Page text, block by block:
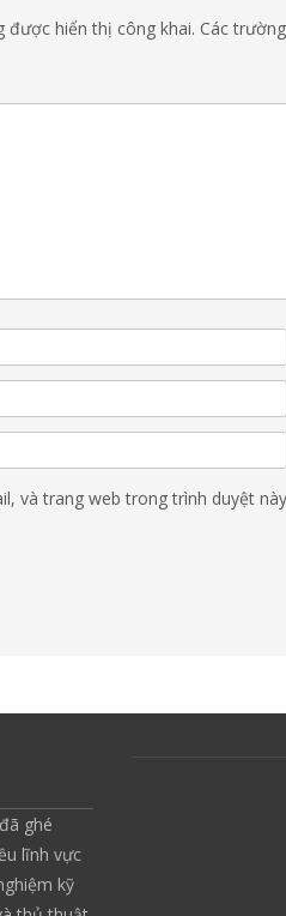
được hiển thị công khai. Các
và trang web trong trình duyệt
ghé
lĩnh vực
kỹ